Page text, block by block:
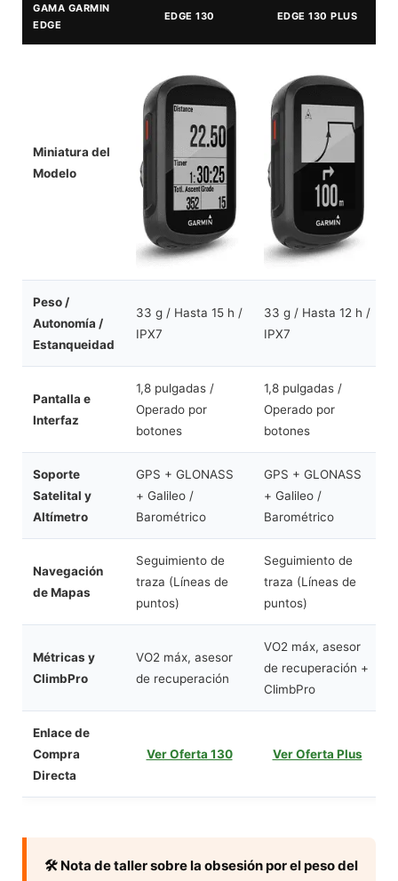
GAMA GARMIN
EDGE
EDGE 130 EDGE 130 PLUS
Miniatura del
Modelo
Peso /
Autonomía /
Estanqueidad
33 g / Hasta 15 h /
IPX7
33 g / Hasta 12 h /
IPX7
Pantalla e
Interfaz
1,8 pulgadas /
Operado por
botones
1,8 pulgadas /
Operado por
botones
Soporte
Satelital y
Altímetro
GPS + GLONASS
+ Galileo /
Barométrico
GPS + GLONASS
+ Galileo /
Barométrico
Navegación
de Mapas
Seguimiento de
traza (Líneas de
puntos)
Seguimiento de
traza (Líneas de
puntos)
Métricas y
ClimbPro
VO2 máx, asesor
de recuperación
VO2 máx, asesor
de recuperación +
ClimbPro
Enlace de
Compra
Directa
Ver Oferta 130 Ver Oferta Plus
🛠️ Nota de taller sobre la obsesión por el peso del